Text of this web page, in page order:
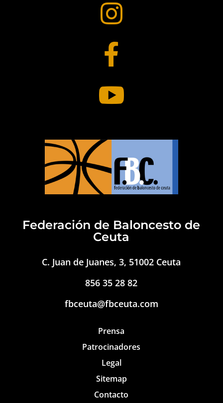



Federación de Baloncesto de
Ceuta
C. Juan de Juanes, 3, 51002 Ceuta
856 35 28 82
fbceuta@fbceuta.com
Prensa
Patrocinadores
Legal
Sitemap
Contacto